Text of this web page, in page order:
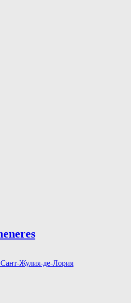
Жулия-де-Лория